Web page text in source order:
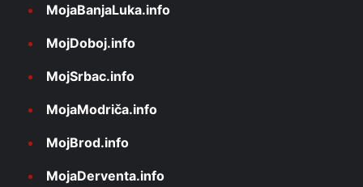
MojaBanjaLuka.info
MojDoboj.info
MojSrbac.info
MojaModriča.info
MojBrod.info
MojaDerventa.info